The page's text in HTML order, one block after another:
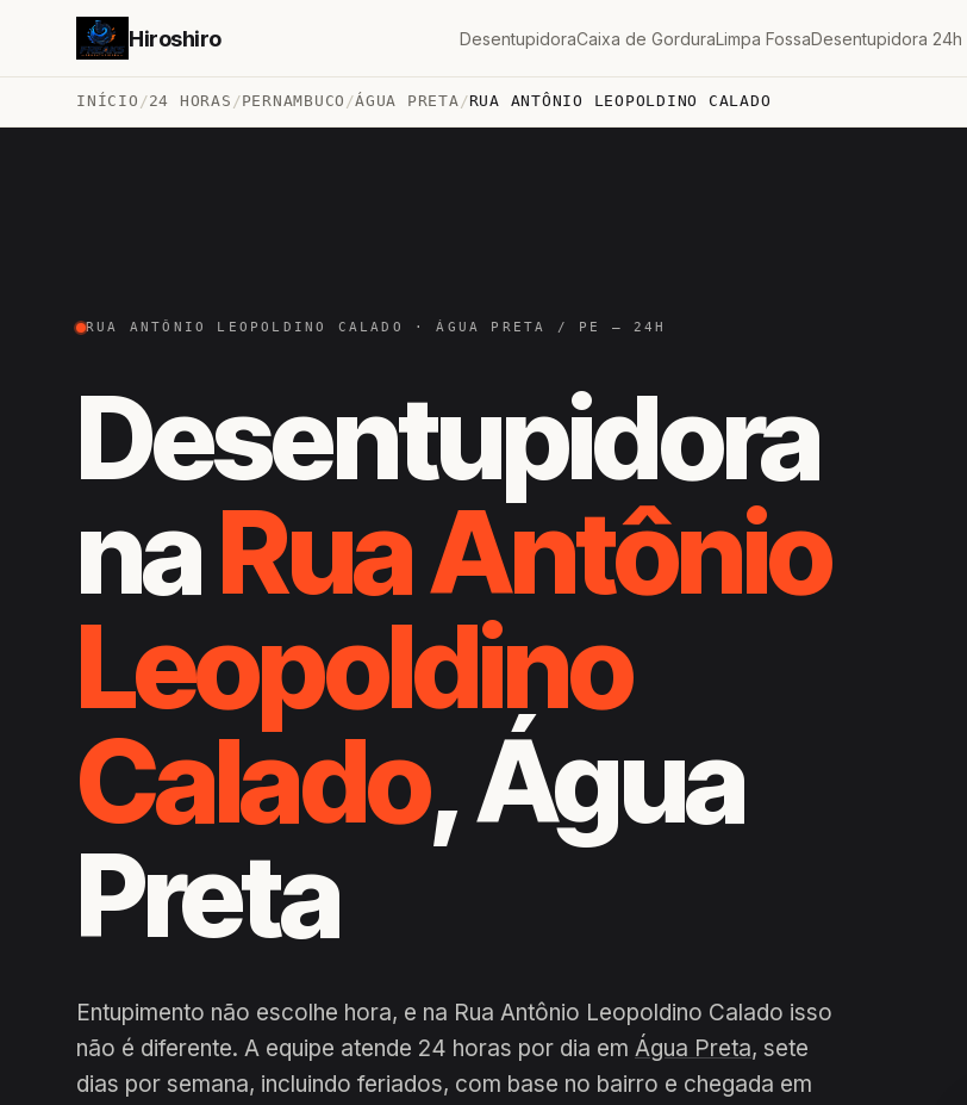
Hiroshiro DesentupidoraCaixa de GorduraLimpa FossaDesentupidora 24h
INÍCIO /24 HORAS /PERNAMBUCO /ÁGUA PRETA /RUA ANTÔNIO LEOPOLDINO CALADO
RUA ANTÔNIO LEOPOLDINO CALADO · ÁGUA PRETA / PE — 24H
Desentupidora
naRua Antônio
Leopoldino
Calado, Água
Preta
Entupimento não escolhe hora, e na Rua Antônio Leopoldino Calado isso
não é diferente. A equipe atende 24 horas por dia em Água Preta, sete
dias por semana, incluindo feriados, com base no bairro e chegada em